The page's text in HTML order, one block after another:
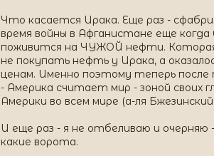
Что касается Ирака. Еще раз -
время войны в Афганистане еще когда
поживится на ЧУЖОЙ нефти. Которая
не покупать нефть у Ирака, а
ценам. Именно поэтому теперь
- Америка считает мир - зоной своих
Америки во всем мире (а-ля
И еще раз - я не отбеливаю и
какие ворота.